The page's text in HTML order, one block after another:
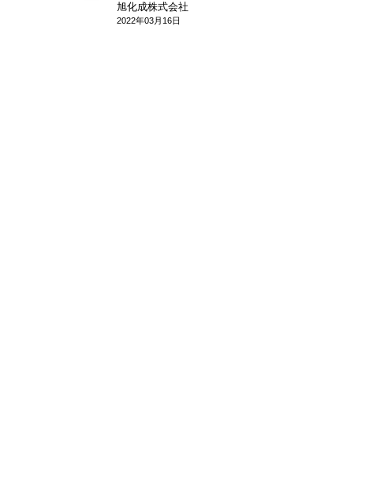
旭化成株式会社
2022年03月16日